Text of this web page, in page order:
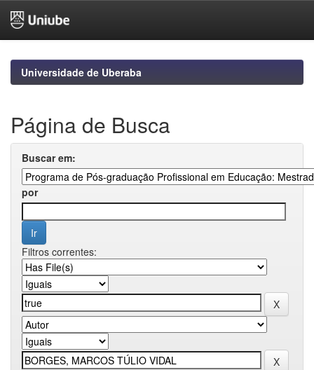
navigationUniversidade de Uberaba
Página de Busca
Buscar em:
por
Filtros correntes: